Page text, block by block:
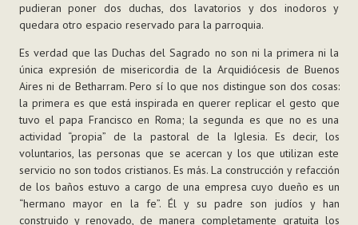
pudieran poner dos duchas, dos lavatorios y dos inodoros y
quedara otro espacio reservado para la parroquia.
Es verdad que las Duchas del Sagrado no son ni la primera ni la
única expresión de misericordia de la Arquidiócesis de Buenos
Aires ni de Betharram. Pero sí lo que nos distingue son dos cosas:
la primera es que está inspirada en querer replicar el gesto que
tuvo el papa Francisco en Roma; la segunda es que no es una
actividad “propia” de la pastoral de la Iglesia. Es decir, los
voluntarios, las personas que se acercan y los que utilizan este
servicio no son todos cristianos. Es más. La construcción y refacción
de los baños estuvo a cargo de una empresa cuyo dueño es un
“hermano mayor en la fe”. Él y su padre son judíos y han
construido y renovado, de manera completamente gratuita los